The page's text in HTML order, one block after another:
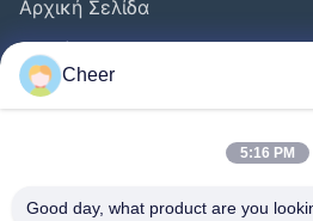
Αρχική Σελίδα
Προϊόντα
Σχετικά Με Εμάς
Cheer
5:16 PM
Good day, what product are you